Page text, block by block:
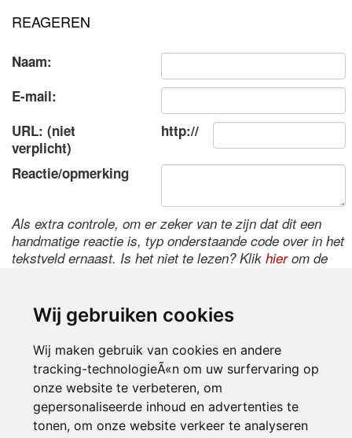
Wij gebruiken cookies
Wij maken gebruik van cookies en andere
tracking-technologieÃ«n om uw surfervaring op
onze website te verbeteren, om
gepersonaliseerde inhoud en advertenties te
tonen, om onze website verkeer te analyseren
REAGEREN
Naam:
E-mail:
URL: (niet
verplicht)
http://
Reactie/opmerking
Als extra controle, om er zeker van te zijn dat dit een
handmatige reactie is, typ onderstaande code over in het
tekstveld ernaast. Is het niet te lezen? Klik hierom de